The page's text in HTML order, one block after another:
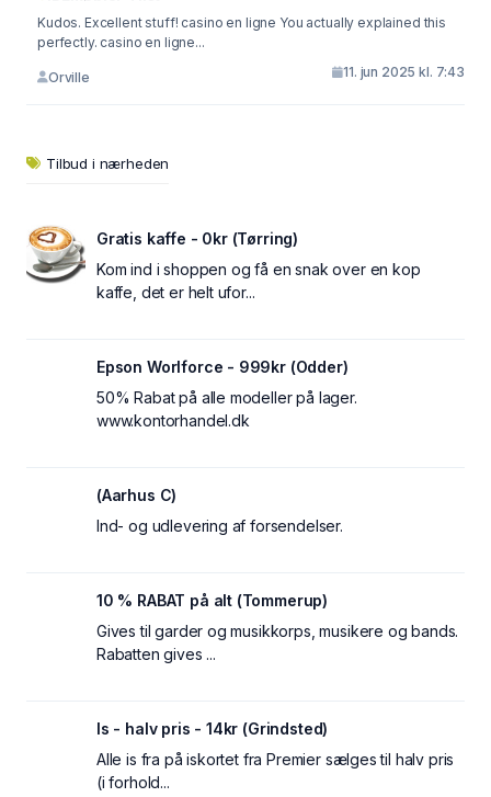
Kudos. Excellent stuff! casino en ligne You actually explained this
perfectly. casino en ligne...
Orville 11. jun 2025 kl. 7:43
Tilbud i nærheden
Gratis kaffe - 0kr (Tørring)
Kom ind i shoppen og få en snak over en kop
kaffe, det er helt ufor...
Epson Worlforce - 999kr (Odder)
50% Rabat på alle modeller på lager.
www.kontorhandel.dk
(Aarhus C)
Ind- og udlevering af forsendelser.
10 % RABAT på alt (Tommerup)
Gives til garder og musikkorps, musikere og bands.
Rabatten gives ...
Is - halv pris - 14kr (Grindsted)
Alle is fra på iskortet fra Premier sælges til halv pris
(i forhold...